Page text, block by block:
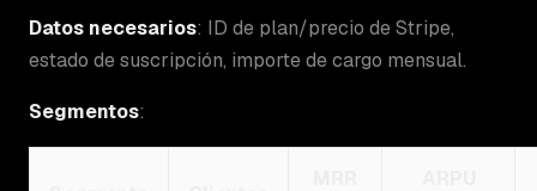
Datos necesarios: ID de plan/precio de Stripe,
estado de suscripción, importe de cargo mensual.
Segmentos: